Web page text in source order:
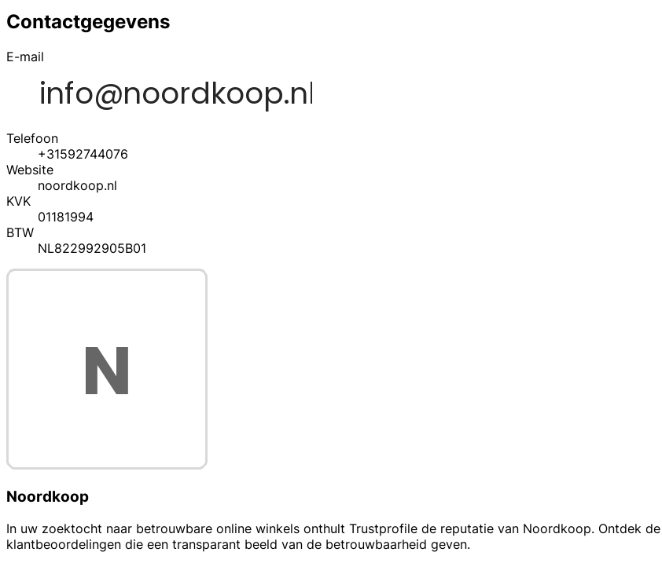
Contactgegevens
E-mail
Telefoon
+31592744076
Website
noordkoop.nl
KVK
01181994
BTW
NL822992905B01
Noordkoop
In uw zoektocht naar betrouwbare online winkels onthult Trustprofile de reputatie van Noordkoop. Ontdek
klantbeoordelingen die een transparant beeld van de betrouwbaarheid geven.